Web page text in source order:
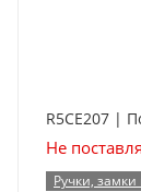
R5CE207 |
Не
Ручки,